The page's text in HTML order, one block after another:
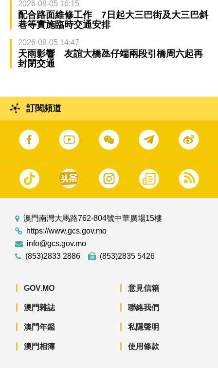
2026-08-05 16:15
配合路面維修工作 7日起大三巴街及大三巴斜
巷等實施臨時交通安排
2026-08-05 14:47
天雨影響 友誼大橋氹仔端兩段引橋周六起再
封閉交通
訂閱頻道
澳門南灣大馬路762-804號中華廣場15樓
https://www.gcs.gov.mo
info@gcs.gov.mo
(853)2833 2886
(853)2835 5426
GOV.MO
澳門雜誌
澳門年鑑
澳門相簿
意見信箱
聯絡我們
私隱聲明
使用條款